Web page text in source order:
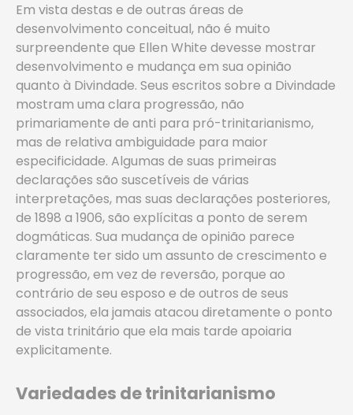
Em vista destas e de outras áreas de
desenvolvimento conceitual, não é muito
surpreendente que Ellen White devesse mostrar
desenvolvimento e mudança em sua opinião
quanto à Divindade. Seus escritos sobre a Divindade
mostram uma clara progressão, não
primariamente de anti para pró-trinitarianismo,
mas de relativa ambiguidade para maior
especificidade. Algumas de suas primeiras
declarações são suscetíveis de várias
interpretações, mas suas declarações posteriores,
de 1898 a 1906, são explícitas a ponto de serem
dogmáticas. Sua mudança de opinião parece
claramente ter sido um assunto de crescimento e
progressão, em vez de reversão, porque ao
contrário de seu esposo e de outros de seus
associados, ela jamais atacou diretamente o ponto
de vista trinitário que ela mais tarde apoiaria
explicitamente.
Variedades de trinitarianismo